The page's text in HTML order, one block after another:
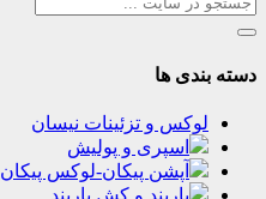
دسته بندی ها
لوکس و تزئینات نیسان
اسپری و پولیش
آپشن پیکان-لوکس پیکان
باربند و کش باربند